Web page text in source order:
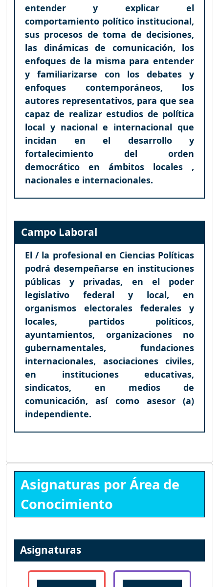
entender y explicar el
comportamiento político institucional,
sus procesos de toma de decisiones,
las dinámicas de comunicación, los
enfoques de la misma para entender
y familiarizarse con los debates y
enfoques contemporáneos, los
autores representativos, para que sea
capaz de realizar estudios de política
local y nacional e internacional que
incidan en el desarrollo y
fortalecimiento del orden
democrático en ámbitos locales ,
nacionales e internacionales.
Campo Laboral
El / la profesional en Ciencias Políticas
podrá desempeñarse en instituciones
públicas y privadas, en el poder
legislativo federal y local, en
organismos electorales federales y
locales, partidos políticos,
ayuntamientos, organizaciones no
gubernamentales, fundaciones
internacionales, asociaciones civiles,
en instituciones educativas,
sindicatos, en medios de
comunicación, así como asesor (a)
independiente.
Asignaturas por Área de
Conocimiento
Asignaturas